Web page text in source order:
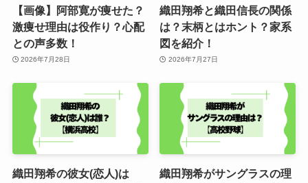
【画像】阿部寛が痩せた？
激痩せ理由は役作り？心配
との声多数！
2026年7月28日
織田翔希と織田信長の関係
は？末柄とはホント？家系
図を紹介！
2026年7月27日
織田翔希の彼女(恋人)は
織田翔希がサングラスの理